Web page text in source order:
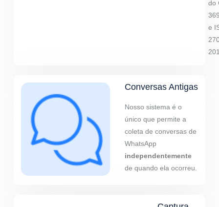
do
e
Conversas Antigas
Nosso sistema é o
único que permite a
coleta de conversas de
WhatsApp
independentemente
de quando ela ocorreu.